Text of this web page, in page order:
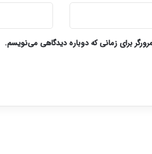
برای زمانی که دوباره دیدگاهی می‌نویسم.